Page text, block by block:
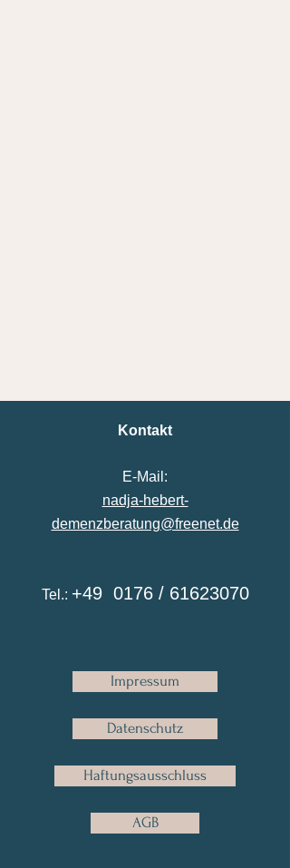
Kontakt
E-Mail:
nadja-hebert-
demenzberatung@freenet.de
Tel.: +49 0176 / 61623070
Impressum
Datenschutz
Haftungsausschluss
AGB